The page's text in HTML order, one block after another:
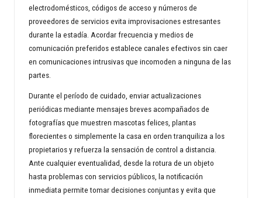
electrodomésticos, códigos de acceso y números de
proveedores de servicios evita improvisaciones estresantes
durante la estadía. Acordar frecuencia y medios de
comunicación preferidos establece canales efectivos sin caer
en comunicaciones intrusivas que incomoden a ninguna de las
partes.
Durante el período de cuidado, enviar actualizaciones
periódicas mediante mensajes breves acompañados de
fotografías que muestren mascotas felices, plantas
florecientes o simplemente la casa en orden tranquiliza a los
propietarios y refuerza la sensación de control a distancia.
Ante cualquier eventualidad, desde la rotura de un objeto
hasta problemas con servicios públicos, la notificación
inmediata permite tomar decisiones conjuntas y evita que